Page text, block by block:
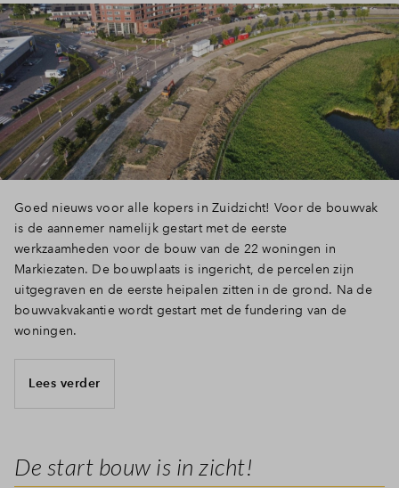
Goed nieuws voor alle kopers in Zuidzicht! Voor de bouwvak
is de aannemer namelijk gestart met de eerste
werkzaamheden voor de bouw van de 22 woningen in
Markiezaten. De bouwplaats is ingericht, de percelen zijn
uitgegraven en de eerste heipalen zitten in de grond. Na de
bouwvakvakantie wordt gestart met de fundering van de
woningen.
Lees verder
De start bouw is in zicht!